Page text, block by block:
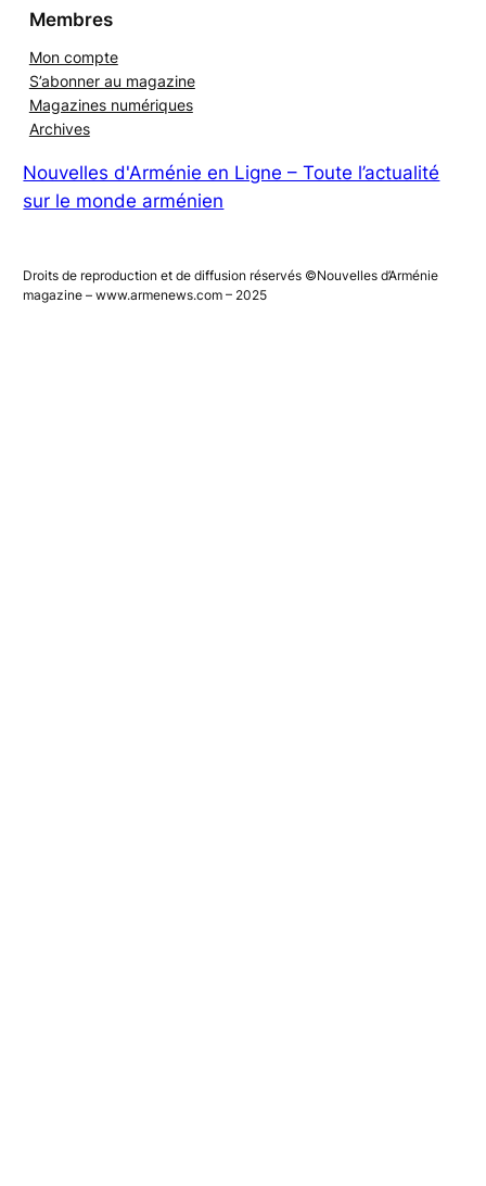
Membres
Mon compte
S’abonner au magazine
Magazines numériques
Archives
Nouvelles d'Arménie en Ligne – Toute l’actualité
sur le monde arménien
Droits de reproduction et de diffusion réservés ©Nouvelles d’Arménie
magazine – www.armenews.com – 2025